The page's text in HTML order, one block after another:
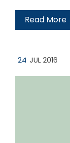
Read More
24 JUL 2016